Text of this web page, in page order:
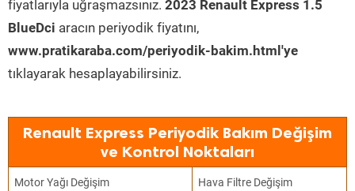
fiyatlarıyla uğraşmazsınız. 2023 Renault Express 1.5
BlueDci aracın periyodik fiyatını,
www.pratikaraba.com/periyodik-bakim.html'ye
tıklayarak hesaplayabilirsiniz.
Renault Express Periyodik Bakım Değişim
ve Kontrol Noktaları
Motor Yağı Değişim Hava Filtre Değişim